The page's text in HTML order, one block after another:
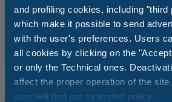
and profiling cookies, including "third
which make it possible to send
with the user's preferences. Users
all cookies by clicking on the
or only the Technical ones.
affect the proper operation of the
user will find our extended policy.
Czy kiedykolwiek wyobrażałeś sobie
Friuli-Wenecji Julijskiej z 18-
Jeśli nigdy nie uprawiałeś tego
w Tenuta Primero Grado Family
okazja, aby zacząć. Nasi instruktorzy
podstawowej techniki, a Ty możesz
najpierw na driving range, a